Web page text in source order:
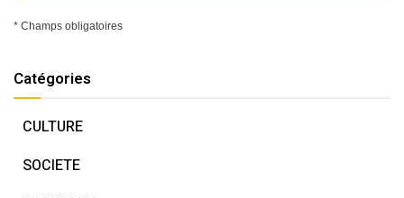
* Champs obligatoires
Catégories
CULTURE
SOCIETE